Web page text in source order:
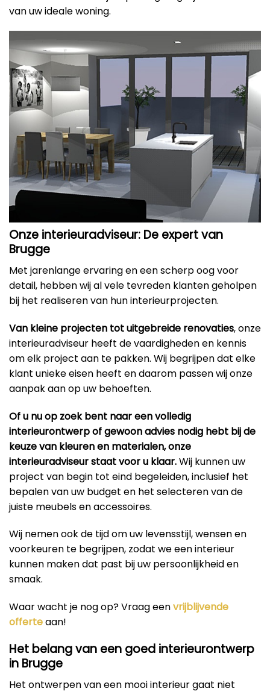
van uw ideale woning.
Onze interieuradviseur: De expert van
Brugge
Met jarenlange ervaring en een scherp oog voor
detail, hebben wij al vele tevreden klanten geholpen
bij het realiseren van hun interieurprojecten.
Van kleine projecten tot uitgebreide renovaties, onze
interieuradviseur heeft de vaardigheden en kennis
om elk project aan te pakken. Wij begrijpen dat elke
klant unieke eisen heeft en daarom passen wij onze
aanpak aan op uw behoeften.
Of u nu op zoek bent naar een volledig
interieurontwerp of gewoon advies nodig hebt bij de
keuze van kleuren en materialen, onze
interieuradviseur staat voor u klaar.Wij kunnen uw
project van begin tot eind begeleiden, inclusief het
bepalen van uw budget en het selecteren van de
juiste meubels en accessoires.
Wij nemen ook de tijd om uw levensstijl, wensen en
voorkeuren te begrijpen, zodat we een interieur
kunnen maken dat past bij uw persoonlijkheid en
smaak.
Waar wacht je nog op? Vraag eenvrijblijvende
offerteaan!
Het belang van een goed interieurontwerp
in Brugge
Het ontwerpen van een mooi interieur gaat niet